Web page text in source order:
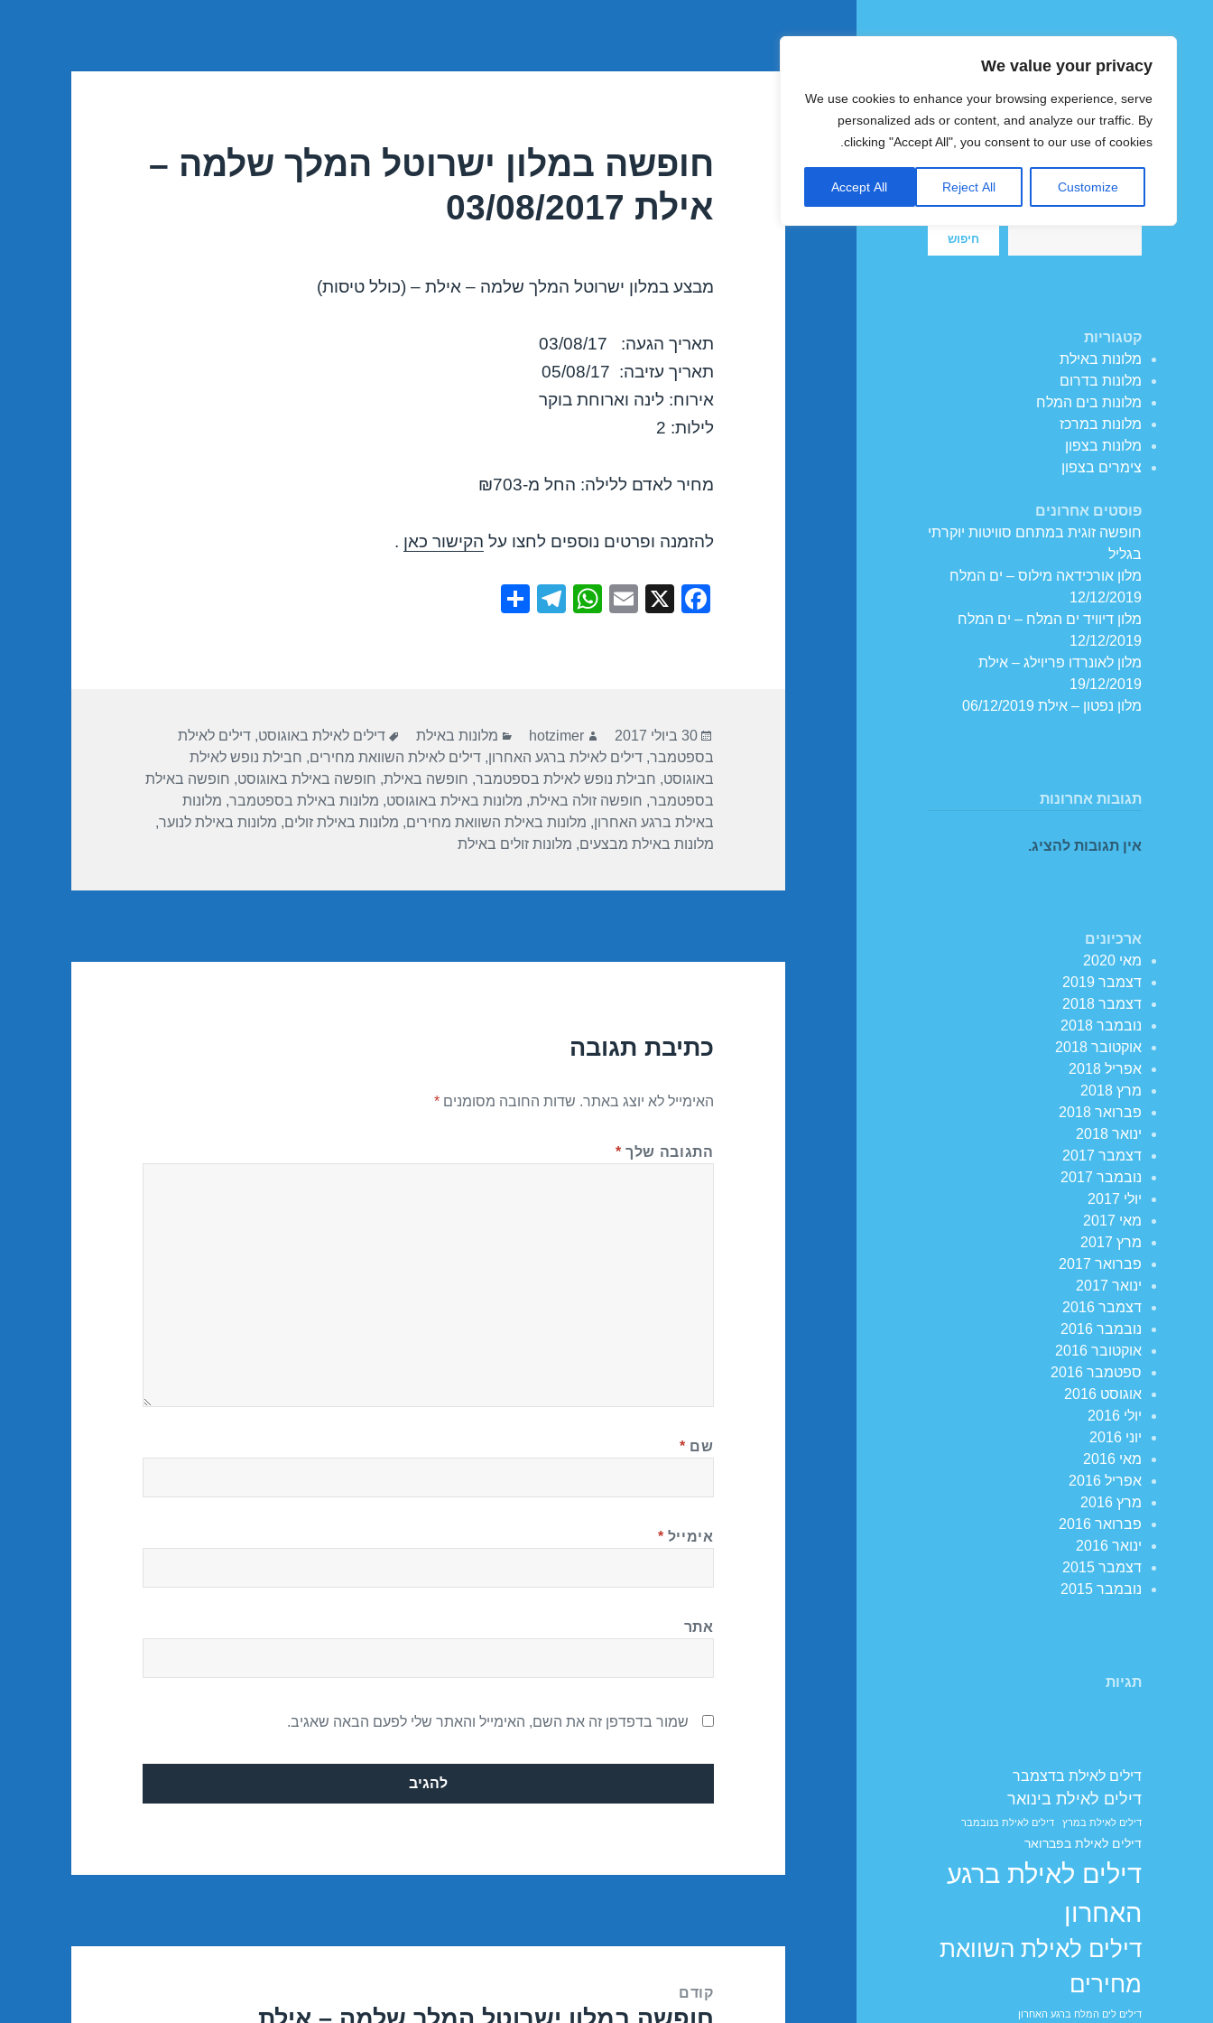
We value your privacy
We use cookies to enhance your browsing experience, serve
personalized ads or content, and analyze our traffic. By
clicking "Accept All", you consent to our use of cookies.
Customize
Reject All
Accept All
צימרים ומלונות זולים בישראל
חיפוש
חיפוש
קטגוריות
מלונות באילת
מלונות בדרום
מלונות בים המלח
מלונות במרכז
מלונות בצפון
צימרים בצפון
פוסטים אחרונים
חופשה זוגית במתחם סוויטות יוקרתי
בגליל
מלון אורכידאה מילוס – ים המלח
12/12/2019
מלון דיוויד ים המלח – ים המלח
12/12/2019
מלון לאונרדו פריוילג – אילת
19/12/2019
מלון נפטון – אילת 06/12/2019
תגובות אחרונות
אין תגובות להציג.
ארכיונים
מאי 2020
דצמבר 2019
דצמבר 2018
נובמבר 2018
אוקטובר 2018
אפריל 2018
מרץ 2018
פברואר 2018
ינואר 2018
דצמבר 2017
נובמבר 2017
יולי 2017
מאי 2017
מרץ 2017
פברואר 2017
ינואר 2017
דצמבר 2016
נובמבר 2016
אוקטובר 2016
ספטמבר 2016
אוגוסט 2016
יולי 2016
יוני 2016
מאי 2016
אפריל 2016
מרץ 2016
פברואר 2016
ינואר 2016
דצמבר 2015
נובמבר 2015
תגיות
דילים לאילת בדצמבר
דילים לאילת בינואר
דילים לאילת במרץ דילים לאילת בנובמבר
דילים לאילת בפברואר
דילים לאילת ברגע
האחרון
דילים לאילת השוואת
מחירים
דילים לים המלח ברגע האחרון
חופשה במלון ישרוטל המלך שלמה –
אילת 03/08/2017
מבצע במלון ישרוטל המלך שלמה – אילת – (כולל טיסות)
תאריך הגעה: 03/08/17
תאריך עזיבה: 05/08/17
אירוח: לינה וארוחת בוקר
לילות: 2
מחיר לאדם ללילה: החל מ-₪703
להזמנה ופרטים נוספים לחצו על הקישור כאן .
F
o
o
k
X
E
W
p
p
T
m
פורסם
בתאריך
30 ביולי 2017 מחבר
hotzimer קטגוריות
מלונות באילת תגיות
דילים לאילת באוגוסט,דילים לאילת
בספטמבר,דילים לאילת ברגע האחרון,דילים לאילת השוואת מחירים, חבילת נופש לאילת
באוגוסט, חבילת נופש לאילת בספטמבר, חופשה באילת, חופשה באילת באוגוסט, חופשה באילת
בספטמבר, חופשה זולה באילת, מלונות באילת באוגוסט, מלונות באילת בספטמבר, מלונות
באילת ברגע האחרון, מלונות באילת השוואת מחירים, מלונות באילת זולים, מלונות באילת לנוער,
מלונות באילת מבצעים, מלונות זולים באילת
כתיבת תגובה
האימייל לא יוצג באתר. שדות החובה מסומנים*
התגובה שלך *
שם *
אימייל *
אתר
שמור בדפדפן זה את השם, האימייל והאתר שלי לפעם הבאה שאגיב.
קודם
הפוסט